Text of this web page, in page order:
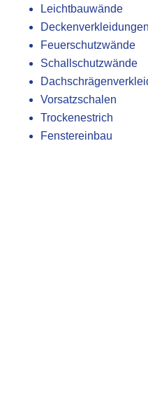
Leichtbauwände
Deckenverkleidungen
Feuerschutzwände
Schallschutzwände
Vorsatzschalen
Trockenestrich
Fenstereinbau